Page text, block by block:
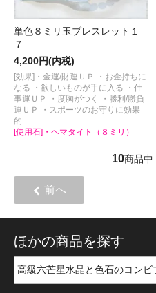
単色８ミリ玉ブレスレット１
７
4,200円(内税)
[効果]・金運/財運ＵＰ ・お金持ちに
なる ・欲しいものが手に入る ・仕
事運ＵＰ ・度胸がつく ・勝利/勝負
運ＵＰ ・スポーツのお守りに効果
的
[使用石]・ヘマタイト（８ミリ）
10商品中
前へ
ほかの商品を探す